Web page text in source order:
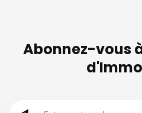
Abonnez-vous